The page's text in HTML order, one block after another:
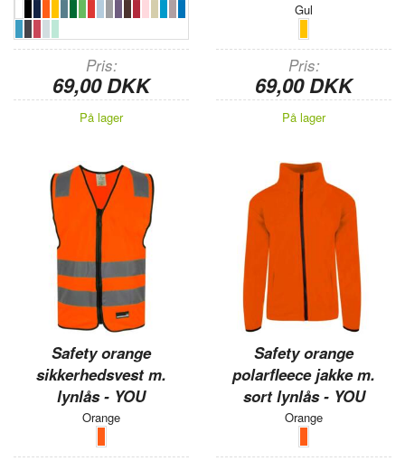
Pris
69,00 DKK
På lager
Gul
Pris
69,00 DKK
På lager
Safety orange
sikkerhedsvest m.
lynlås - YOU
Orange
Safety orange
polarfleece jakke m.
sort lynlås - YOU
Orange